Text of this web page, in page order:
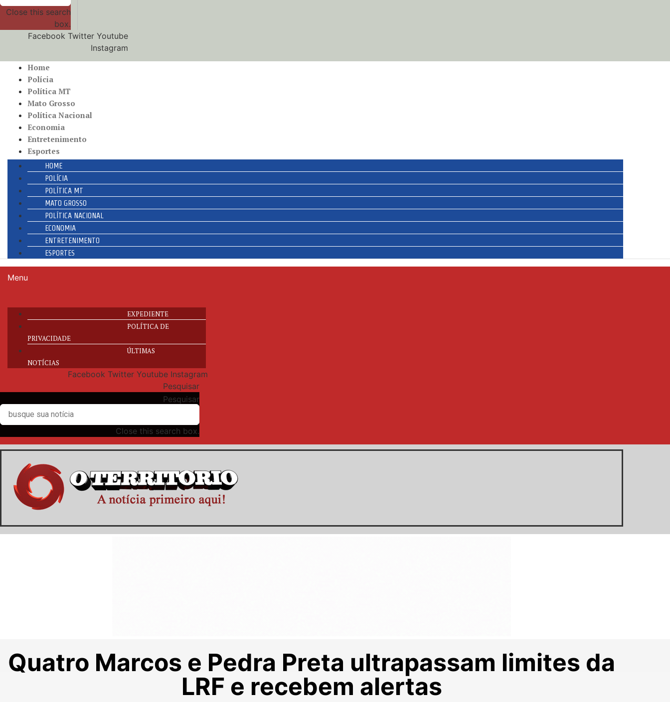
Close this search
box.
Facebook Twitter Youtube
Instagram
Home
Polícia
Política MT
Mato Grosso
Política Nacional
Economia
Entretenimento
Esportes
HOME
POLÍCIA
POLÍTICA MT
MATO GROSSO
POLÍTICA NACIONAL
ECONOMIA
ENTRETENIMENTO
ESPORTES
Menu
EXPEDIENTE
POLÍTICA DE
PRIVACIDADE
ÚLTIMAS
NOTÍCIAS
Facebook Twitter Youtube Instagram
Pesquisar
Pesquisar
Close this search box.
Quatro Marcos e Pedra Preta ultrapassam limites da
LRF e recebem alertas